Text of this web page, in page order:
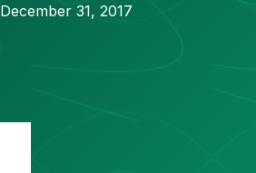
December 31, 2017